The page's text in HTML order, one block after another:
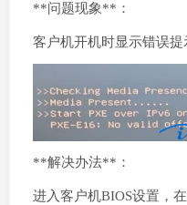
**问题现象**：
客户机开机时显示错误提
**解决办法**：
进入客户机BIOS设置，